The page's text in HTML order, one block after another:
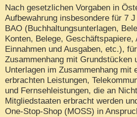
Nach gesetzlichen Vorgaben in
Aufbewahrung insbesondere für 7
BAO (Buchhaltungsunterlagen,
Konten, Belege, Geschäftspapiere,
Einnahmen und Ausgaben, etc.),
Zusammenhang mit Grundstücken
Unterlagen im Zusammenhang mit
erbrachten Leistungen,
und Fernsehleistungen, die an
Mitgliedstaaten erbracht werden
One-Stop-Shop (MOSS) in